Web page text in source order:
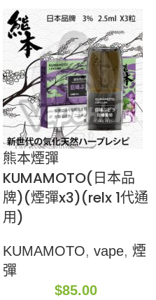
熊本煙彈
KUMAMOTO(日本品
牌)(煙彈x3)(relx 1代通
用)
KUMAMOTO, vape, 煙
彈
$85.00